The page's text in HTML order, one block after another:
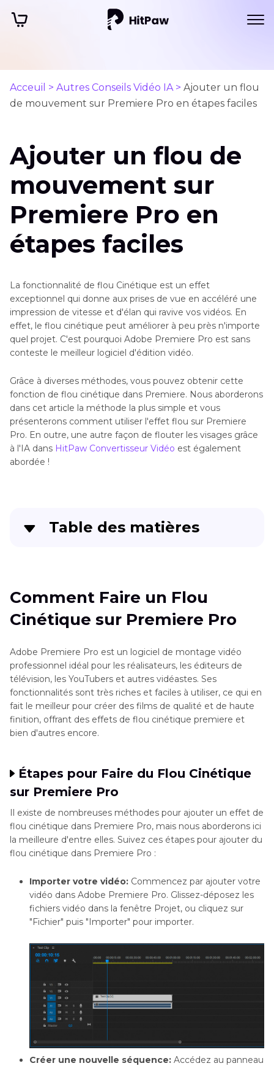
Acceuil > Autres Conseils Vidéo IA > Ajouter un flou
de mouvement sur Premiere Pro en étapes faciles
Ajouter un flou de
mouvement sur
Premiere Pro en
étapes faciles
La fonctionnalité de flou Cinétique est un effet
exceptionnel qui donne aux prises de vue en accéléré une
impression de vitesse et d'élan qui ravive vos vidéos. En
effet, le flou cinétique peut améliorer à peu près n'importe
quel projet. C'est pourquoi Adobe Premiere Pro est sans
conteste le meilleur logiciel d'édition vidéo.
Grâce à diverses méthodes, vous pouvez obtenir cette
fonction de flou cinétique dans Premiere. Nous aborderons
dans cet article la méthode la plus simple et vous
présenterons comment utiliser l'effet flou sur Premiere
Pro. En outre, une autre façon de flouter les visages grâce
à l'IA dans HitPaw Convertisseur Vidéo est également
abordée !
Table des matières
Quel effet a le flou cinétique dans Premiere ?
une vidéo sur Premiere Pro
FAQs sur le floutage de vidéo
Conclusion
Comment Faire un Flou
Cinétique sur Premiere Pro
Adobe Premiere Pro est un logiciel de montage vidéo
professionnel idéal pour les réalisateurs, les éditeurs de
télévision, les YouTubers et autres vidéastes. Ses
fonctionnalités sont très riches et faciles à utiliser, ce qui en
fait le meilleur pour créer des films de qualité et de haute
finition, offrant des effets de flou cinétique premiere et
bien d'autres encore.
Étapes pour Faire du Flou Cinétique
sur Premiere Pro
Il existe de nombreuses méthodes pour ajouter un effet de
flou cinétique dans Premiere Pro, mais nous aborderons ici
la meilleure d'entre elles. Suivez ces étapes pour ajouter du
flou cinétique dans Premiere Pro :
Importer votre vidéo: Commencez par ajouter votre
vidéo dans Adobe Premiere Pro. Glissez-déposez les
fichiers vidéo dans la fenêtre Projet, ou cliquez sur
"Fichier" puis "Importer" pour importer.
Créer une nouvelle séquence: Accédez au panneau